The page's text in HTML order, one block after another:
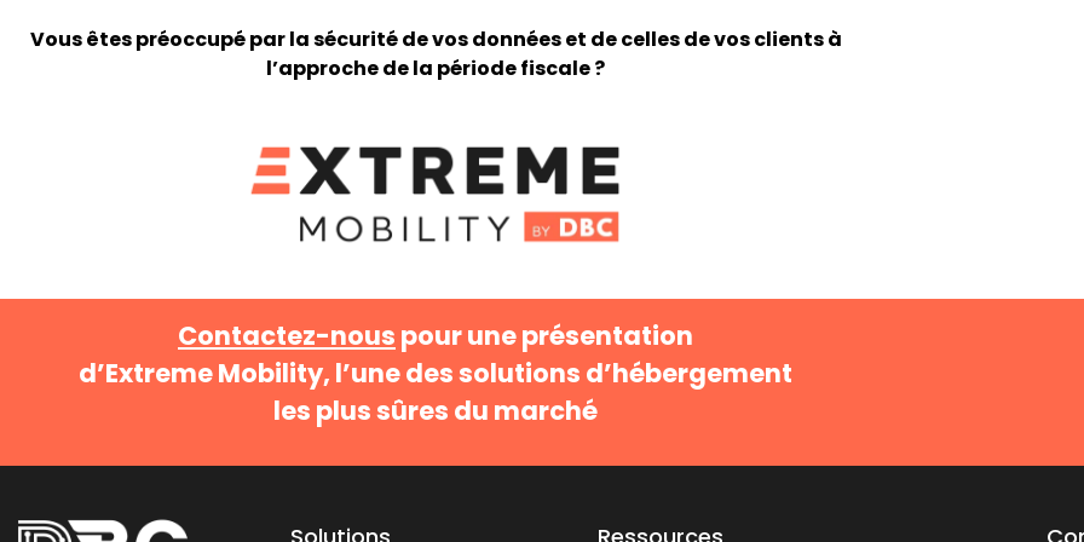
Vous êtes préoccupé par la sécurité de vos données et de celles de vos clients à
l’approche de la période fiscale ?
Contactez-nous pour une présentation
d’Extreme Mobility, l’une des solutions d’hébergement
les plus sûres du marché